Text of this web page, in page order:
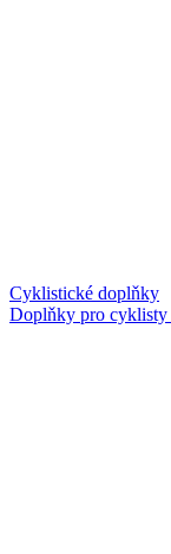
Cyklistické doplňky
Doplňky pro cyklisty